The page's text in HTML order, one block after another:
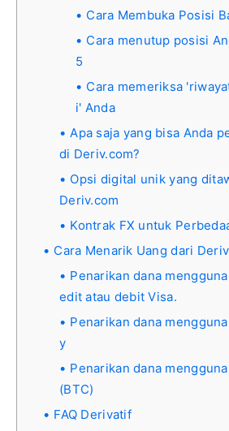
Cara Membuka Posisi
Cara menutup posisi
5
Cara memeriksa
i' Anda
Apa saja yang bisa Anda
di Deriv.com?
Opsi digital unik yang
Deriv.com
Kontrak FX untuk
Cara Menarik Uang dari
Penarikan dana
edit atau debit Visa.
Penarikan dana
y
Penarikan dana
(BTC)
FAQ Derivatif